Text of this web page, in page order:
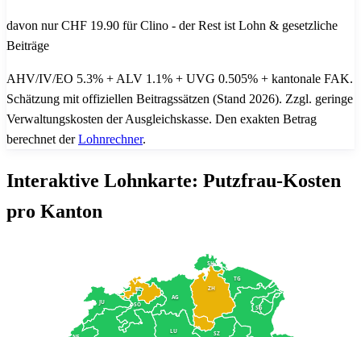
davon nur CHF 19.90 für Clino - der Rest ist Lohn & gesetzliche
Beiträge
AHV/IV/EO 5.3% + ALV 1.1% + UVG 0.505% + kantonale FAK.
Schätzung mit offiziellen Beitragssätzen (Stand 2026). Zzgl. geringe
Verwaltungskosten der Ausgleichskasse. Den exakten Betrag
berechnet der Lohnrechner.
Interaktive Lohnkarte: Putzfrau-Kosten
pro Kanton
ZH
LU SZ
SO
BL
SH
SG
AG
TG
JU